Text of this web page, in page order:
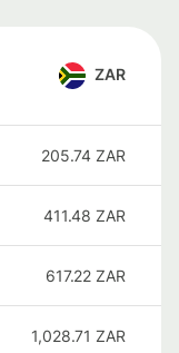
ZAR
205.74 ZAR
411.48 ZAR
617.22 ZAR
1,028.71 ZAR